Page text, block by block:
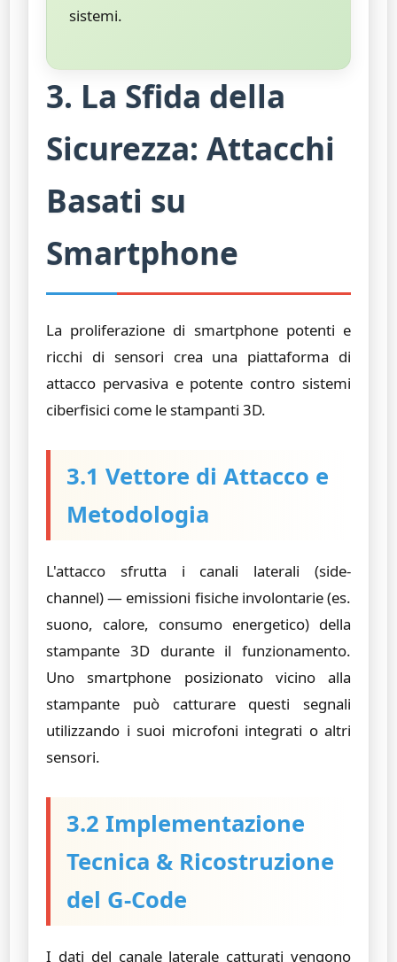
sistemi.
3. La Sfida della
Sicurezza: Attacchi
Basati su
Smartphone
La proliferazione di smartphone potenti e
ricchi di sensori crea una piattaforma di
attacco pervasiva e potente contro sistemi
ciberfisici come le stampanti 3D.
3.1 Vettore di Attacco e
Metodologia
L'attacco sfrutta i canali laterali (side-
channel) — emissioni fisiche involontarie (es.
suono, calore, consumo energetico) della
stampante 3D durante il funzionamento.
Uno smartphone posizionato vicino alla
stampante può catturare questi segnali
utilizzando i suoi microfoni integrati o altri
sensori.
3.2 Implementazione
Tecnica & Ricostruzione
del G-Code
I dati del canale laterale catturati vengono